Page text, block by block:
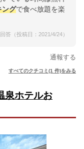
ングで食べ放題を楽
答（投稿日：2021/4/24）
通報する
すべてのクチコミ(1 件)をみる
泉ホテルお